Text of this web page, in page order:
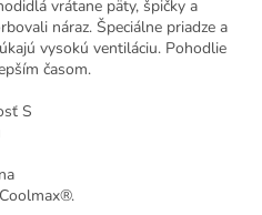
vrátane päty, špičky a
náraz. Špeciálne priadze a
vysokú ventiláciu. Pohodlie
časom.
S